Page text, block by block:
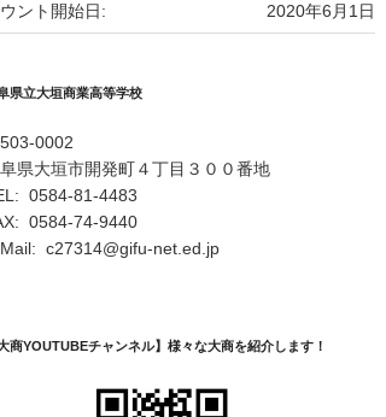
2020年6月1日
ント開始日:
県立大垣商業高等学校
0002
県大垣市開発町４丁目３００番地
0584-81-4483
0584-74-9440
c27314@gifu-net.ed.jp
大商YOUTUBEチャンネル】様々な大商を紹介します！